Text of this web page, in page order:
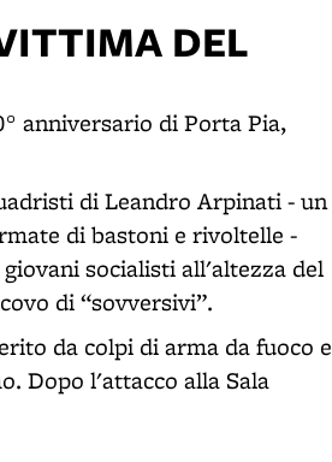
DEL
anniversario di Porta Pia,
di Leandro Arpinati - un
di bastoni e rivoltelle -
socialisti all'altezza del
di “sovversivi”.
da colpi di arma da fuoco e
Dopo l'attacco alla Sala